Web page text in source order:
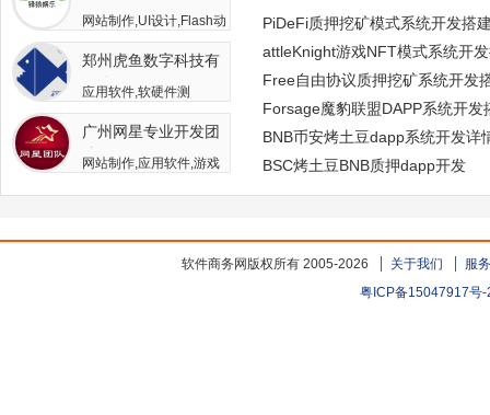
网站制作,UI设计,Flash动
画,游戏开发,APP开发,广
告包装设计
郑州虎鱼数字科技有
限公司
应用软件,软硬件测
试,APP开发,人员外包,其
他开发与服务
广州网星专业开发团
队
网站制作,应用软件,游戏
PiDeFi质押挖矿模式系统开发搭
attleKnight游戏NFT模式系统开
Free自由协议质押挖矿系统开发
Forsage魔豹联盟DAPP系统开发
BNB币安烤土豆dapp系统开发详
BSC烤土豆BNB质押dapp开发
软件商务网版权所有 2005-2026 关于我们
服
粤ICP备15047917号-